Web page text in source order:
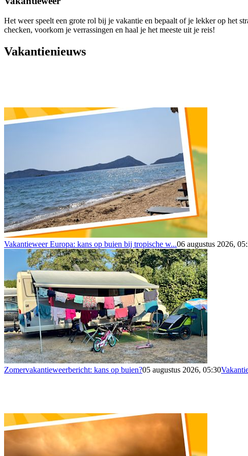
Het weer speelt een grote rol bij je vakantie en bepaalt of je lekker op het
checken, voorkom je verrassingen en haal je het meeste uit je reis!
Vakantienieuws
Vakantieweer Europa: kans op buien bij tropische w...06 augustus 2026,
Zomervakantieweerbericht: kans op buien?05 augustus 2026, 05:30